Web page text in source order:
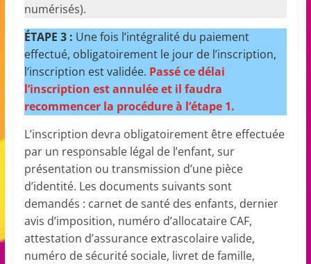
numérisés).
ÉTAPE 3 : Une fois l’intégralité du paiement
effectué, obligatoirement le jour de l’inscription,
l’inscription est validée. Passé ce délai
l’inscription est annulée et il faudra
recommencer la procédure à l’étape 1.
L’inscription devra obligatoirement être effectuée
par un responsable légal de l’enfant, sur
présentation ou transmission d’une pièce
d’identité. Les documents suivants sont
demandés : carnet de santé des enfants, dernier
avis d’imposition, numéro d’allocataire CAF,
attestation d’assurance extrascolaire valide,
numéro de sécurité sociale, livret de famille,